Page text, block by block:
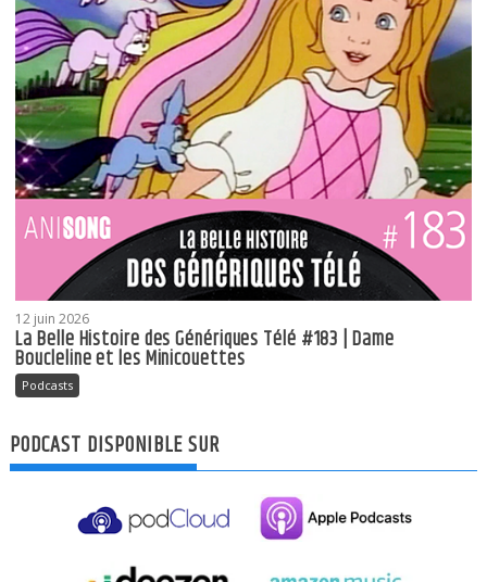
12 juin 2026
La Belle Histoire des Génériques Télé #183 | Dame
Boucleline et les Minicouettes
Podcasts
PODCAST DISPONIBLE SUR